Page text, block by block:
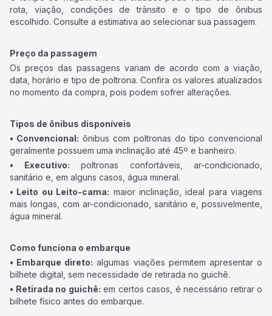
rota, viação, condições de trânsito e o tipo de ônibus
escolhido. Consulte a estimativa ao selecionar sua passagem.
Preço da passagem
Os preços das passagens variam de acordo com a viação,
data, horário e tipo de poltrona. Confira os valores atualizados
no momento da compra, pois podem sofrer alterações.
Tipos de ônibus disponíveis
• Convencional: ônibus com poltronas do tipo convencional
geralmente possuem uma inclinação até 45º e banheiro.
• Executivo: poltronas confortáveis, ar-condicionado,
sanitário e, em alguns casos, água mineral.
• Leito ou Leito-cama: maior inclinação, ideal para viagens
mais longas, com ar-condicionado, sanitário e, possivelmente,
água mineral.
Como funciona o embarque
• Embarque direto: algumas viações permitem apresentar o
bilhete digital, sem necessidade de retirada no guichê.
• Retirada no guichê: em certos casos, é necessário retirar o
bilhete físico antes do embarque.